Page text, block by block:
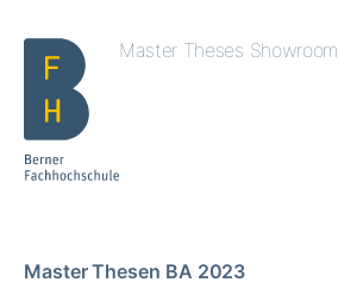
Master Theses Showroom
Master Thesen BA 2023